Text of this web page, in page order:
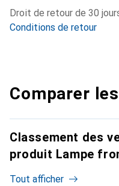
Droit de retour de 30
Conditions de retour
Comparer
Classement des
produit Lampe
Tout afficher